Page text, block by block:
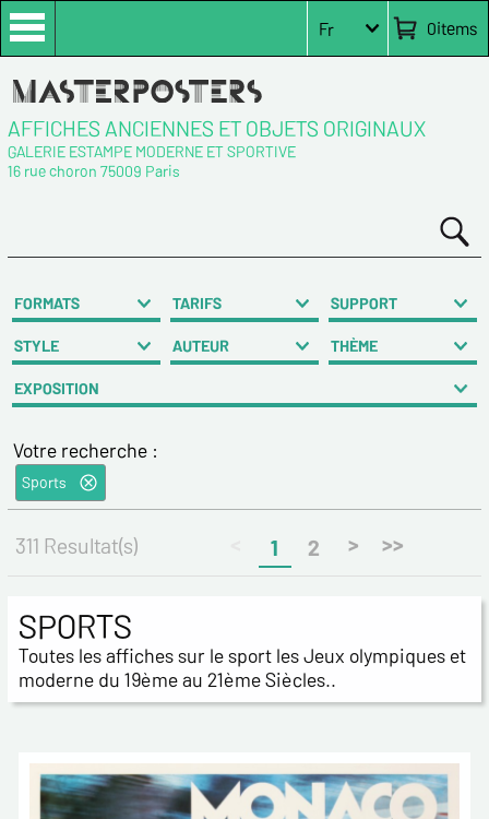
0items
Fr
AFFICHES ANCIENNES ET OBJETS ORIGINAUX
GALERIE ESTAMPE MODERNE ET SPORTIVE
16 rue choron 75009 Paris
FORMATS TARIFS SUPPORT
STYLE AUTEUR THÈME
EXPOSITION
Votre recherche :
Sports
311 Resultat(s) 1 2 > >>
SPORTS
Toutes les affiches sur le sport les Jeux olympiques et
moderne du 19ème au 21ème Siècles..